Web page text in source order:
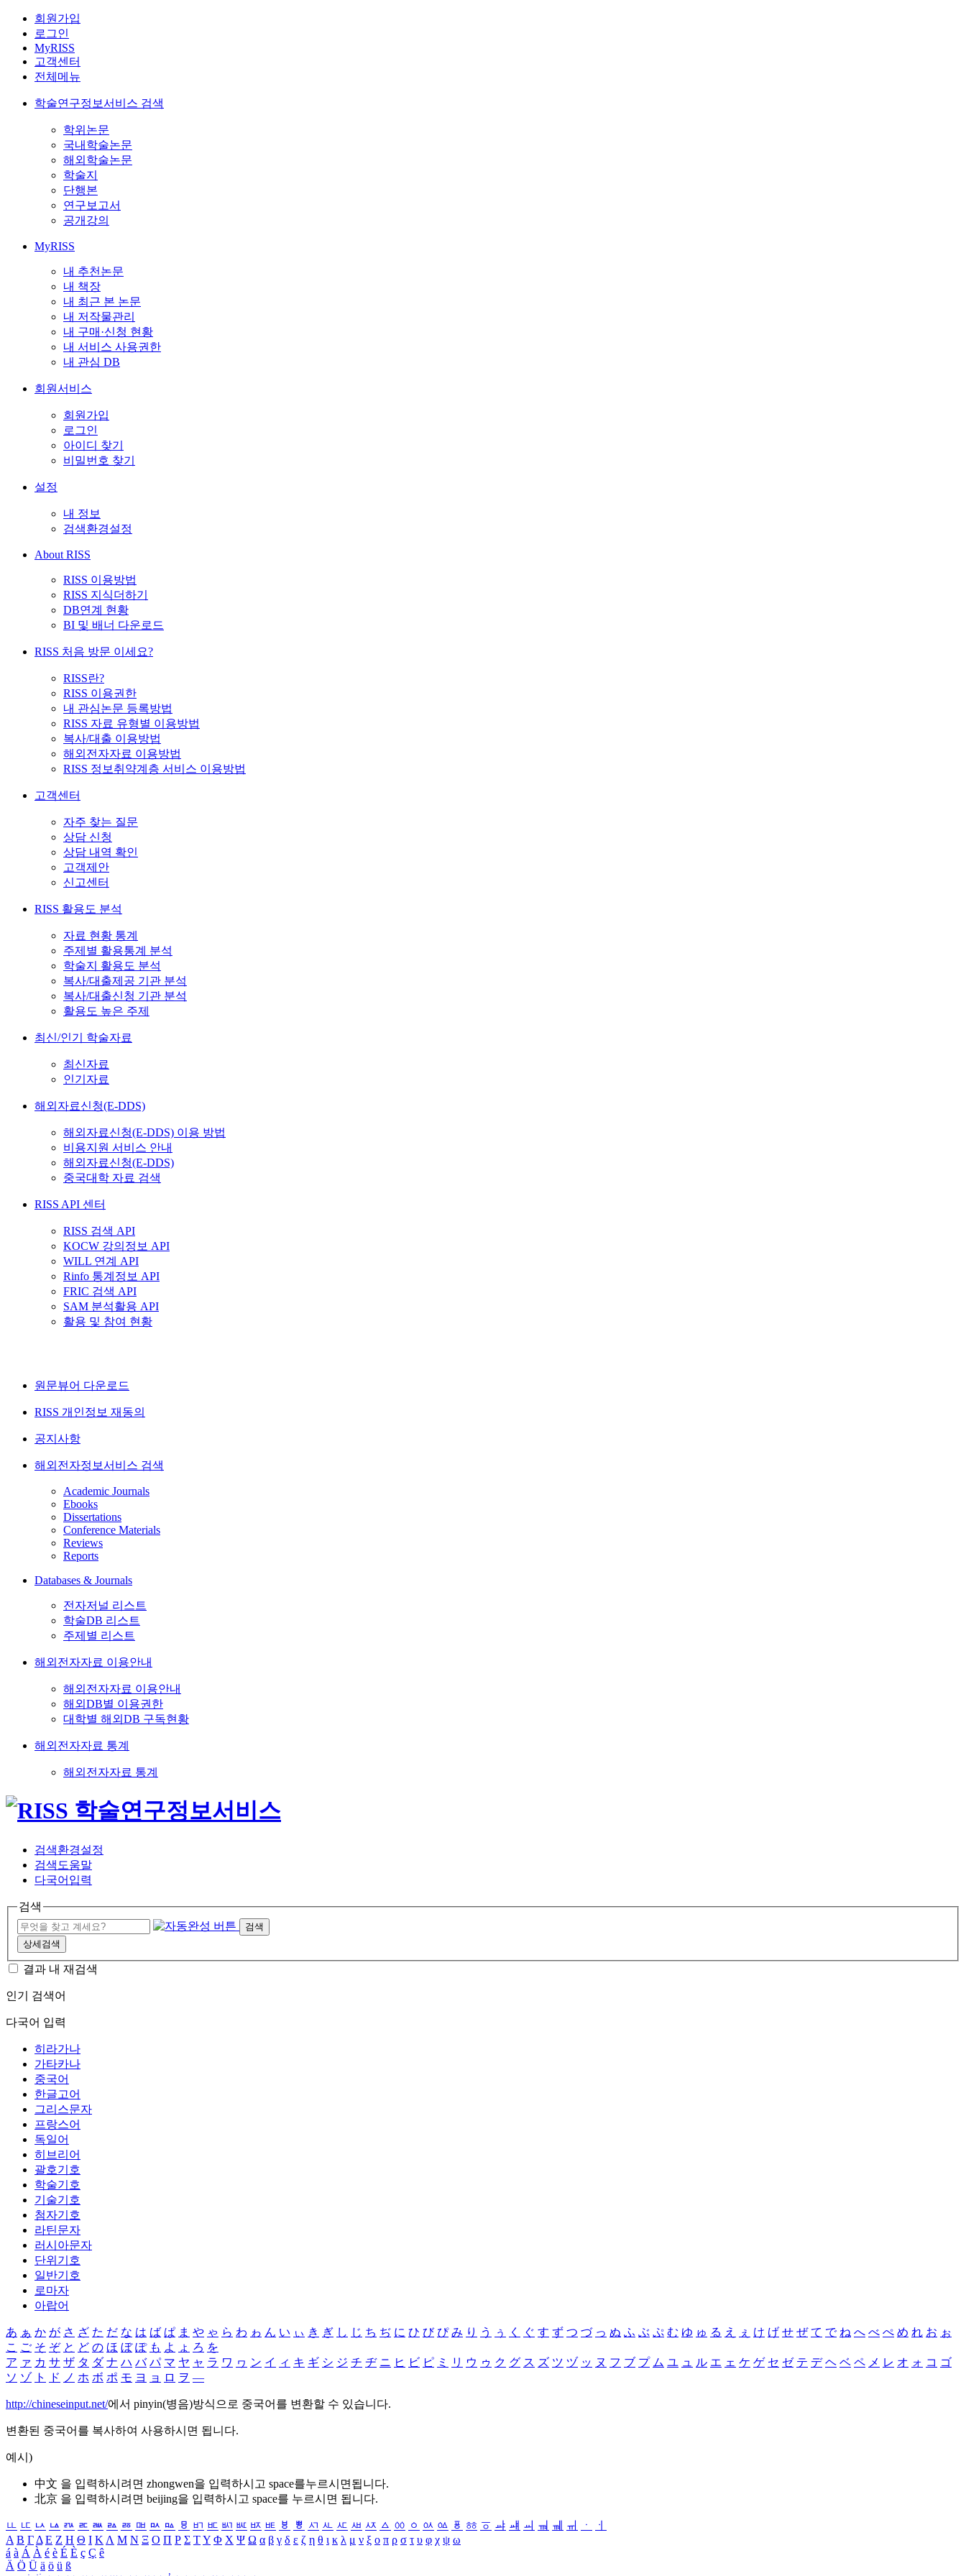
회원가입
로그인
MyRISS
고객센터
전체메뉴
학술연구정보서비스 검색
학위논문
국내학술논문
해외학술논문
학술지
단행본
연구보고서
공개강의
MyRISS
내 추천논문
내 책장
내 최근 본 논문
내 저작물관리
내 구매·신청 현황
내 서비스 사용권한
내 관심 DB
회원서비스
회원가입
로그인
아이디 찾기
비밀번호 찾기
설정
내 정보
검색환경설정
About RISS
RISS 이용방법
RISS 지식더하기
DB연계 현황
BI 및 배너 다운로드
RISS 처음 방문 이세요?
RISS란?
RISS 이용권한
내 관심논문 등록방법
RISS 자료 유형별 이용방법
복사/대출 이용방법
해외전자자료 이용방법
RISS 정보취약계층 서비스 이용방법
고객센터
자주 찾는 질문
상담 신청
상담 내역 확인
고객제안
신고센터
RISS 활용도 분석
자료 현황 통계
주제별 활용통계 분석
학술지 활용도 분석
복사/대출제공 기관 분석
복사/대출신청 기관 분석
활용도 높은 주제
최신/인기 학술자료
최신자료
인기자료
해외자료신청(E-DDS)
해외자료신청(E-DDS) 이용 방법
비용지원 서비스 안내
해외자료신청(E-DDS)
중국대학 자료 검색
RISS API 센터
RISS 검색 API
KOCW 강의정보 API
WILL 연계 API
Rinfo 통계정보 API
FRIC 검색 API
SAM 분석활용 API
활용 및 참여 현황
원문뷰어 다운로드
RISS 개인정보 재동의
공지사항
해외전자정보서비스 검색
Academic Journals
Ebooks
Dissertations
Conference Materials
Reviews
Reports
Databases & Journals
전자저널 리스트
학술DB 리스트
주제별 리스트
해외전자자료 이용안내
해외전자자료 이용안내
해외DB별 이용권한
대학별 해외DB 구독현황
해외전자자료 통계
해외전자자료 통계
검색환경설정
검색도움말
다국어입력
검색
검색
상세검색
결과 내 재검색
인기 검색어
다국어 입력
히라가나
가타카나
중국어
한글고어
그리스문자
프랑스어
독일어
히브리어
괄호기호
학술기호
기술기호
첨자기호
라틴문자
러시아문자
단위기호
일반기호
로마자
아랍어
あ ぁ か が さ ざ た だ な は ば ぱ ま や ゃ ら わ ゎ ん い ぃ き ぎ し じ ち ぢ に ひ び ぴ み り う ぅ く ぐ す ず つ づ っ ぬ ふ ぶ ぷ む ゆ ゅ る え ぇ け げ せ ぜ て で ね へ べ ぺ め れ お ぉ
こ ご そ ぞ と ど の ほ ぼ ぽ も よ ょ ろ を
ア ァ カ サ ザ タ ダ ナ ハ バ パ マ ヤ ャ ラ ワ ヮ ン イ ィ キ ギ シ ジ チ ヂ ニ ヒ ビ ピ ミ リ ウ ゥ ク グ ス ズ ツ ヅ ッ ヌ フ ブ プ ム ユ ュ ル エ ェ ケ ゲ セ ゼ テ デ ヘ ベ ペ メ レ オ ォ コ ゴ
ソ ゾ ト ド ノ ホ ボ ポ モ ヨ ョ ロ ヲ ―
http://chineseinput.net/에서 pinyin(병음)방식으로 중국어를 변환할 수 있습니다.
변환된 중국어를 복사하여 사용하시면 됩니다.
예시)
中文 을 입력하시려면 zhongwen을 입력하시고 space를누르시면됩니다.
北京 을 입력하시려면 beijing을 입력하시고 space를 누르시면 됩니다.
ㅥ ㅦ ㅧ ㅨ ㅩ ㅪ ㅫ ㅬ ㅭ ㅮ ㅯ ㅰ ㅱ ㅲ ㅳ ㅴ ㅵ ㅶ ㅷ ㅸ ㅹ ㅺ ㅻ ㅼ ㅽ ㅾ ㅿ ㆀ ㆁ ㆂ ㆃ ㆄ ㆅ ㆆ ㆇ ㆈ ㆉ ㆊ ㆋ ㆌ ㆍ
ㆎ
Α Β ΓΔ Ε Ζ Η Θ Ι ΚΛ Μ Ν Ξ Ο Π Ρ Σ ΤΥ Φ Χ Ψ Ω α β γ δ ε ζ η θ ι κ λ μ ν ξ ο π ρ σ τ υ φ χ ψ ω
á à Á À é è É È ç Ç ê
Ä Ö Ü ä ö ü ß